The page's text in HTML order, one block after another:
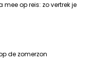
op reis: zo vertrek je
de zomerzon